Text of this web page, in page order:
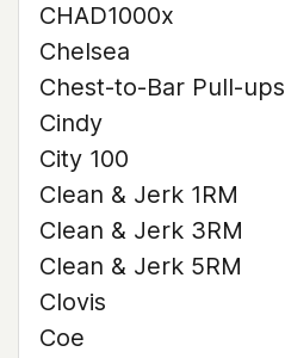
CHAD1000x
Chelsea
Chest-to-Bar Pull-ups
Cindy
City 100
Clean & Jerk 1RM
Clean & Jerk 3RM
Clean & Jerk 5RM
Clovis
Coe